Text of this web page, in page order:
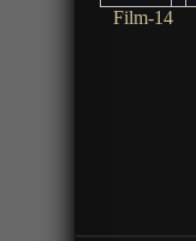
Film-14